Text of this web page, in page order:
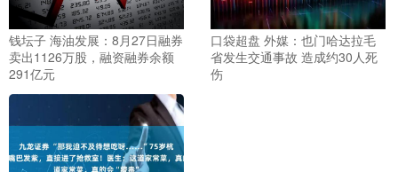
钱坛子 海油发展：8月27日融券
卖出1126万股，融资融券余额
291亿元
口袋超盘 外媒：也门哈达拉毛
省发生交通事故 造成约30人死
伤